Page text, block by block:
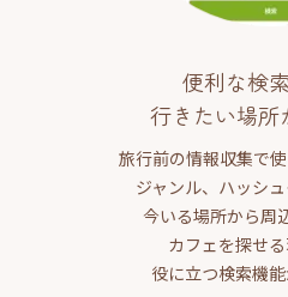
便利な検
行きたい場所
旅行前の情報収集で使
ジャンル、ハッシュ
今いる場所から周
カフェを探せ
役に立つ検索機能